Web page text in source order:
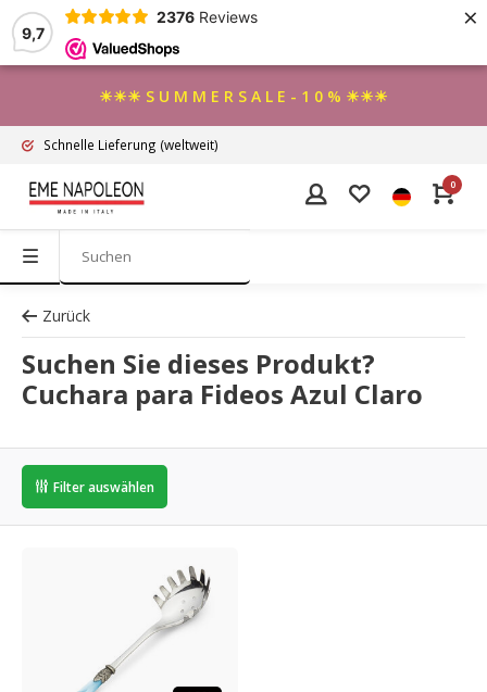
9,7
2376 Reviews ×
☀☀☀ S U M M E R S A L E - 1 0 % ☀☀☀
Schnelle Lieferung (weltweit)
0
Zurück
Suchen Sie dieses Produkt?
Cuchara para Fideos Azul Claro
Filter auswählen